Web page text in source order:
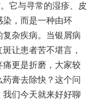
它与寻常的湿疹、皮
，而是一种由环
杂疾病。当银屑病
让患者苦不堪言，
更是折磨，大家较
膏去除快？这个问
们今天就来好好聊